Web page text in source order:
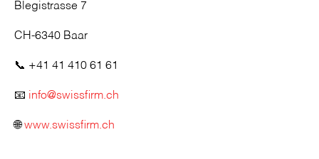
Blegistrasse 7
CH-6340 Baar
📞 +41 41 410 61 61
📧 info@swissfirm.ch
🌐www.swissfirm.ch